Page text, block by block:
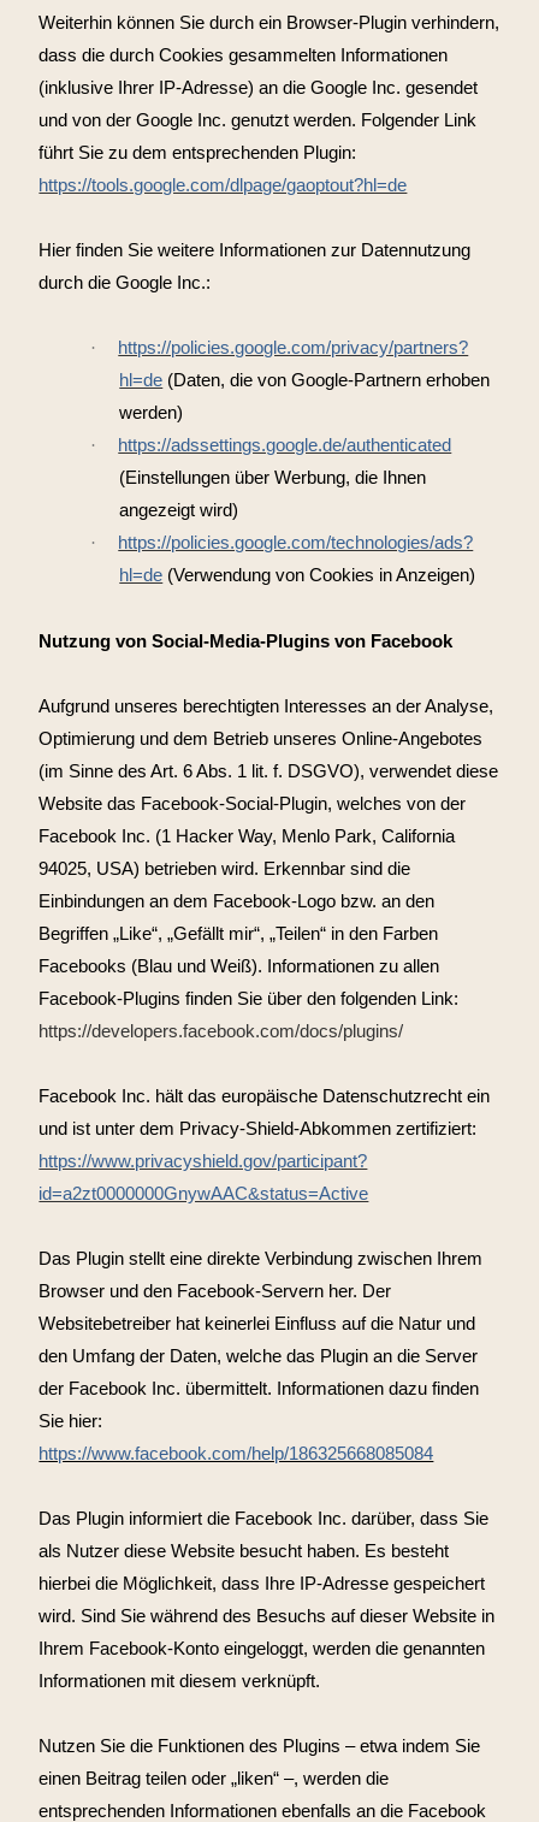
Weiterhin können Sie durch ein Browser-Plugin verhindern,
dass die durch Cookies gesammelten Informationen
(inklusive Ihrer IP-Adresse) an die Google Inc. gesendet
und von der Google Inc. genutzt werden. Folgender Link
führt Sie zu dem entsprechenden Plugin:
https://tools.google.com/dlpage/gaoptout?hl=de
Hier finden Sie weitere Informationen zur Datennutzung
durch die Google Inc.:
·
https://policies.google.com/privacy/partners?
hl=de (Daten, die von Google-Partnern erhoben
werden)
·
https://adssettings.google.de/authenticated
(Einstellungen über Werbung, die Ihnen
angezeigt wird)
·
https://policies.google.com/technologies/ads?
hl=de (Verwendung von Cookies in Anzeigen)
Nutzung von Social-Media-Plugins von Facebook
Aufgrund unseres berechtigten Interesses an der Analyse,
Optimierung und dem Betrieb unseres Online-Angebotes
(im Sinne des Art. 6 Abs. 1 lit. f. DSGVO), verwendet diese
Website das Facebook-Social-Plugin, welches von der
Facebook Inc. (1 Hacker Way, Menlo Park, California
94025, USA) betrieben wird. Erkennbar sind die
Einbindungen an dem Facebook-Logo bzw. an den
Begriffen „Like“, „Gefällt mir“, „Teilen“ in den Farben
Facebooks (Blau und Weiß). Informationen zu allen
Facebook-Plugins finden Sie über den folgenden Link:
https://developers.facebook.com/docs/plugins/
Facebook Inc. hält das europäische Datenschutzrecht ein
und ist unter dem Privacy-Shield-Abkommen zertifiziert:
https://www.privacyshield.gov/participant?
id=a2zt0000000GnywAAC&status=Active
Das Plugin stellt eine direkte Verbindung zwischen Ihrem
Browser und den Facebook-Servern her. Der
Websitebetreiber hat keinerlei Einfluss auf die Natur und
den Umfang der Daten, welche das Plugin an die Server
der Facebook Inc. übermittelt. Informationen dazu finden
Sie hier:
https://www.facebook.com/help/186325668085084
Das Plugin informiert die Facebook Inc. darüber, dass Sie
als Nutzer diese Website besucht haben. Es besteht
hierbei die Möglichkeit, dass Ihre IP-Adresse gespeichert
wird. Sind Sie während des Besuchs auf dieser Website in
Ihrem Facebook-Konto eingeloggt, werden die genannten
Informationen mit diesem verknüpft.
Nutzen Sie die Funktionen des Plugins – etwa indem Sie
einen Beitrag teilen oder „liken“ –, werden die
entsprechenden Informationen ebenfalls an die Facebook